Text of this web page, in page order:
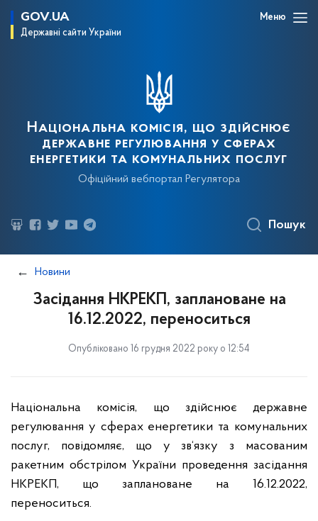
GOV.UA
Державні сайти України
Меню
Національна комісія, що здійснює
державне регулювання у сферах
енергетики та комунальних послуг
Офіційний вебпортал Регулятора
Пошук
Новини
Засідання НКРЕКП, заплановане на
16.12.2022, переноситься
Опубліковано 16 грудня 2022 року о 12:54
Національна комісія, що здійснює державне
регулювання у сферах енергетики та комунальних
послуг, повідомляє, що у зв‘язку з масованим
ракетним обстрілом України проведення засідання
НКРЕКП, що заплановане на 16.12.2022,
переноситься.